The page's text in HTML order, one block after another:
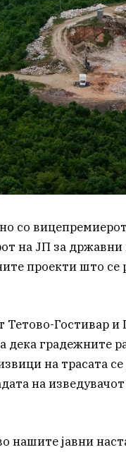
со
на ЈП за
проекти што се
Гостивар и
дека градежните
на трасата
на
нашите јавни